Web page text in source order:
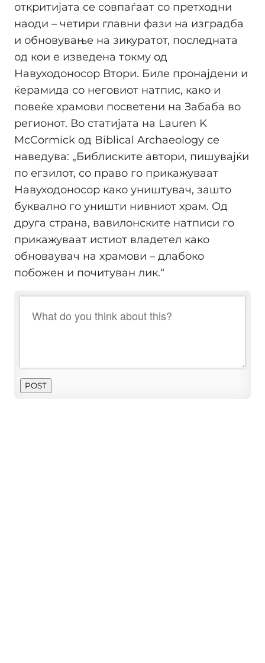
откритијата се совпаѓаат со претходни
наоди – четири главни фази на изградба
и обновување на зикуратот, последната
од кои е изведена токму од
Навуходоносор Втори. Биле пронајдени и
ќерамида со неговиот натпис, како и
повеќе храмови посветени на Забаба во
регионот. Во статијата на Lauren K
McCormick од Biblical Archaeology се
наведува: „Библиските автори, пишувајќи
по егзилот, со право го прикажуваат
Навуходоносор како уништувач, зашто
буквално го уништи нивниот храм. Од
друга страна, вавилонските натписи го
прикажуваат истиот владетел како
обноваувач на храмови – длабоко
побожен и почитуван лик.“
POST